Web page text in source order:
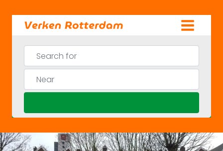
content
Search for
Near